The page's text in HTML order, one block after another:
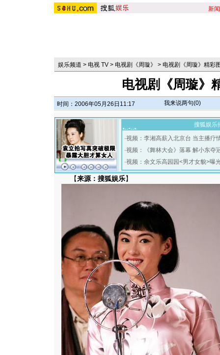
新闻
娱乐频道 > 电视 TV > 电视剧《周璇》 > 电视剧《周璇》精彩
电视剧《周璇》
时间：2006年05月26日11:17 我来说两句(0)
搜狐娱乐
·视频：李湘高薪入北京台 当主播疗
·视频：《舞林大会》落幕 解小东夺
·视频：余文乐高园园<男才女貌>曝
【来源：搜狐娱乐】